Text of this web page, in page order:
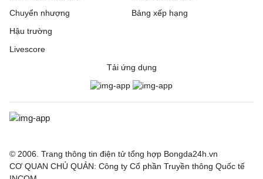
Chuyển nhượng
Hậu trường
Livescore
Bảng xếp hạng
Tải ứng dụng
© 2006. Trang thông tin điện tử tổng hợp Bongda24h.vn
CƠ QUAN CHỦ QUẢN: Công ty Cổ phần Truyền thông Quốc tế